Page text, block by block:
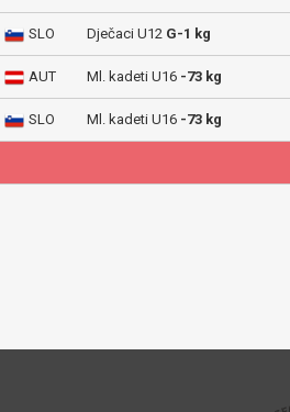
SLO Dječaci U12 G-1 kg
AUT Ml. kadeti U16 -73 kg
SLO Ml. kadeti U16 -73 kg